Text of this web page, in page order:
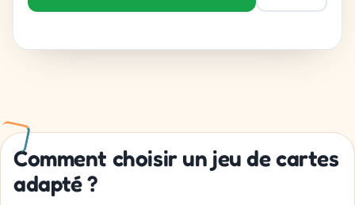
Comment choisir un jeu de cartes
adapté ?